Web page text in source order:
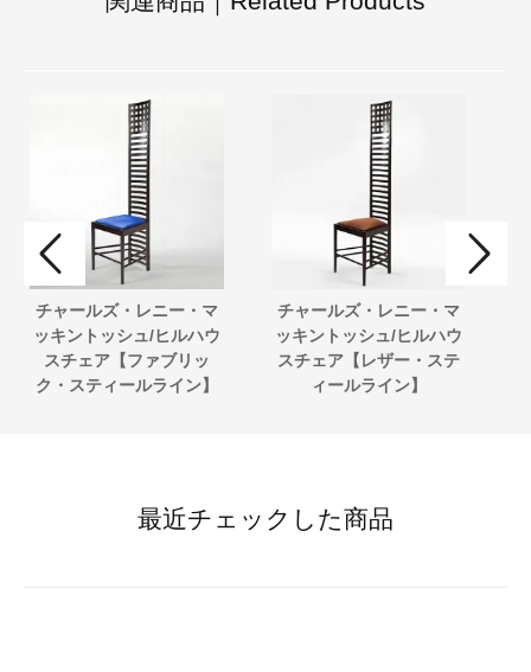
チャールズ・レニー・マ
ッキントッシュ/ヒルハウ
スチェア【ファブリッ
ク・スティールライン】
チャールズ・レニー・マ
ッキントッシュ/ヒルハウ
スチェア【レザー・ステ
ィールライン】
最近チェックした商品